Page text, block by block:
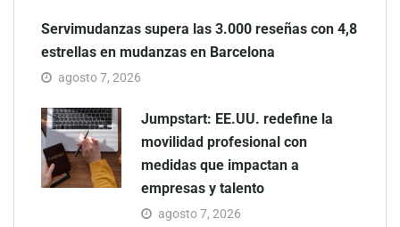
Servimudanzas supera las 3.000 reseñas con 4,8
estrellas en mudanzas en Barcelona
agosto 7, 2026
Jumpstart: EE.UU. redefine la
movilidad profesional con
medidas que impactan a
empresas y talento
agosto 7, 2026